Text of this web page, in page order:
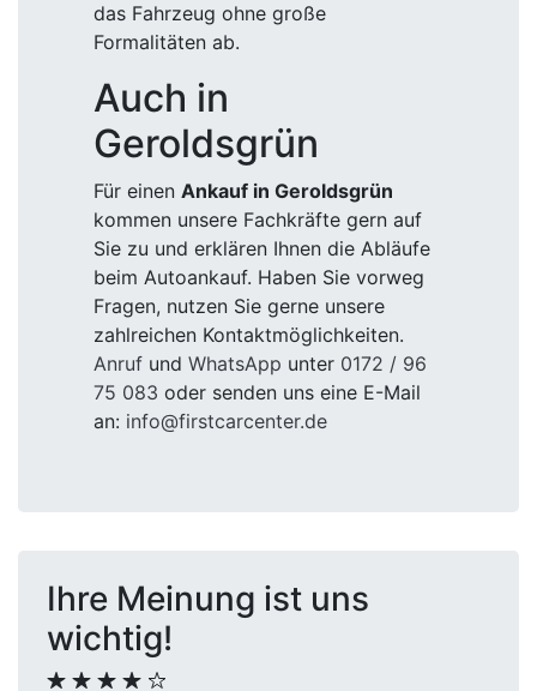
das Fahrzeug ohne große
Formalitäten ab.
Auch in
Geroldsgrün
Für einen Ankauf in Geroldsgrün
kommen unsere Fachkräfte gern auf
Sie zu und erklären Ihnen die Abläufe
beim Autoankauf. Haben Sie vorweg
Fragen, nutzen Sie gerne unsere
zahlreichen Kontaktmöglichkeiten.
Anruf und WhatsApp unter 0172 / 96
75 083 oder senden uns eine E-Mail
an: info@firstcarcenter.de
Ihre Meinung ist uns
wichtig!